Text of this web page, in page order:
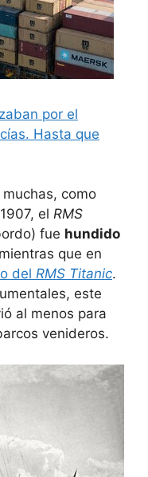
por el
Hasta que
como
el RMS
fue hundido
que en
del RMS Titanic.
este
al menos para
venideros.